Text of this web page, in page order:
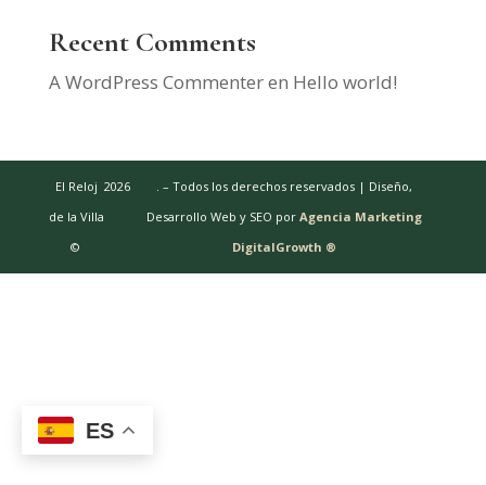
Recent Comments
A WordPress Commenteren Hello world!
El Reloj
de la Villa
©
2026
. – Todos los derechos reservados | Diseño,
Desarrollo Web y SEO por Agencia Marketing
DigitalGrowth ®
ES